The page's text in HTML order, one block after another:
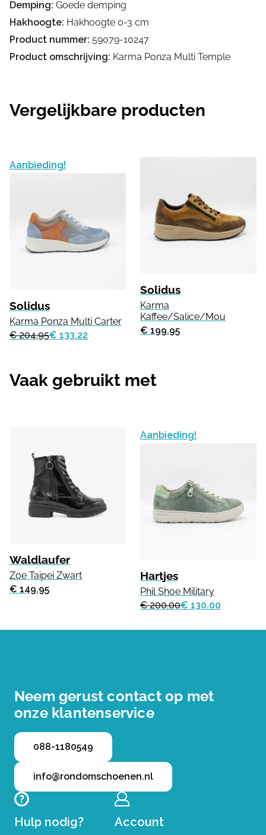
Demping: Goede demping
Hakhoogte: Hakhoogte 0-3 cm
Product nummer: 59079-10247
Product omschrijving: Karma Ponza Multi Temple
Vergelijkbare producten
Aanbieding!
Solidus
Karma Ponza Multi Carter
€ 204.95€ 133.22
Solidus
Karma
Kaffee/Salice/Mou
€ 199.95
Vaak gebruikt met
Waldlaufer
Zoe Taipei Zwart
€ 149.95
Aanbieding!
Hartjes
Phil Shoe Military
€ 200.00€ 130.00
Neem gerust contact op met
onze klantenservice
088-1180549
info@rondomschoenen.nl
Hulp nodig? Account